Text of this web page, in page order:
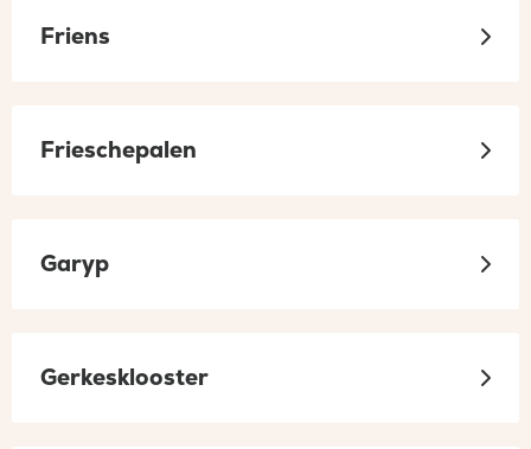
Friens
Frieschepalen
Garyp
Gerkesklooster